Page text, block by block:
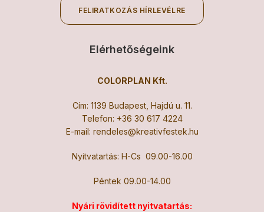
FELIRATKOZÁS HÍRLEVÉLRE
Elérhetőségeink
COLORPLAN Kft.
Cím: 1139 Budapest, Hajdú u. 11.
Telefon: +36 30 617 4224
E-mail: rendeles@kreativfestek.hu
Nyitvatartás: H-Cs 09.00-16.00
Péntek 09.00-14.00
Nyári rövidített nyitvatartás: